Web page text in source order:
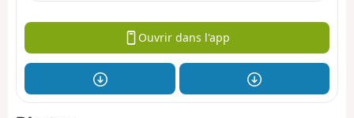
Ouvrir dans l'app